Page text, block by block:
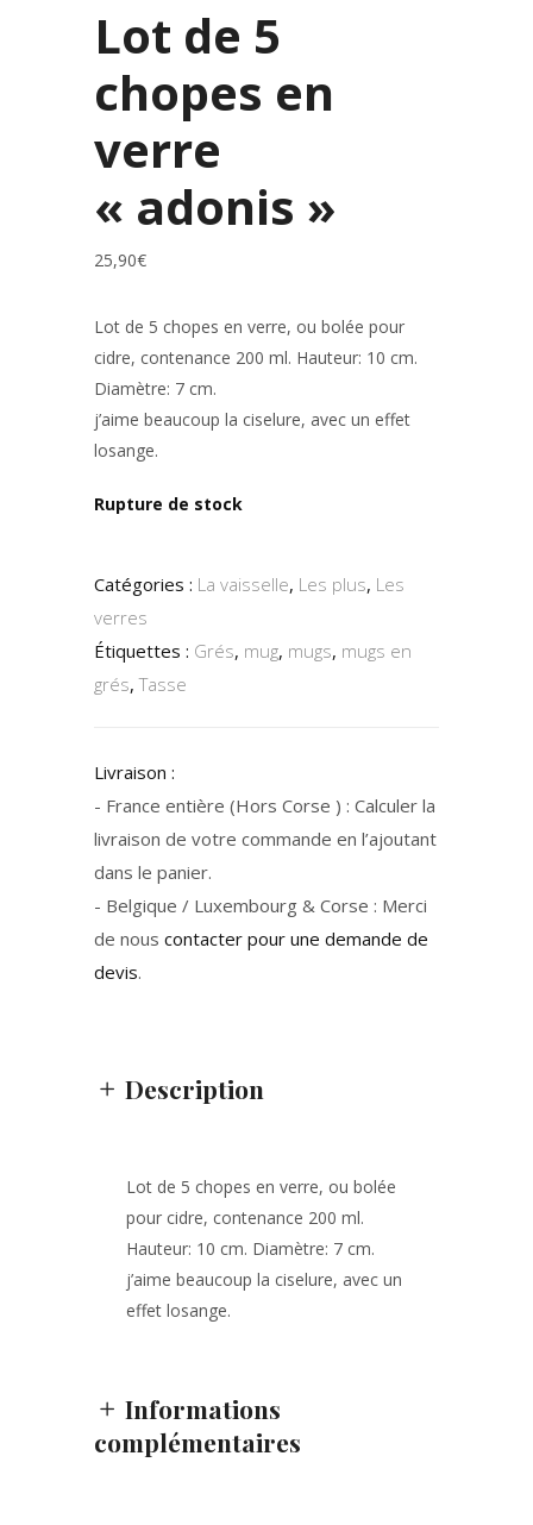
Lot de 5
chopes en
verre
« adonis »
25,90€
Lot de 5 chopes en verre, ou bolée pour
cidre, contenance 200 ml. Hauteur: 10 cm.
Diamètre: 7 cm.
j’aime beaucoup la ciselure, avec un effet
losange.
Rupture de stock
Catégories : La vaisselle, Les plus, Les
verres
Étiquettes : Grés, mug, mugs, mugs en
grés,Tasse
Livraison :
- France entière (Hors Corse ) : Calculer la
livraison de votre commande en l’ajoutant
dans le panier.
- Belgique / Luxembourg & Corse : Merci
de nous contacter pour une demande de
devis.
Description
Lot de 5 chopes en verre, ou bolée
pour cidre, contenance 200 ml.
Hauteur: 10 cm. Diamètre: 7 cm.
j’aime beaucoup la ciselure, avec un
effet losange.
Informations
complémentaires